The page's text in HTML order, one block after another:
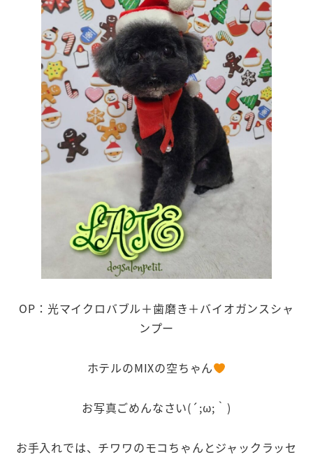
OP：光マイクロバブル＋歯磨き＋バイオガンスシャ
ンプー
ホテルのMIXの空ちゃん
お写真ごめんなさい(´;ω;｀)
お手入れでは、チワワのモコちゃんとジャックラッセ